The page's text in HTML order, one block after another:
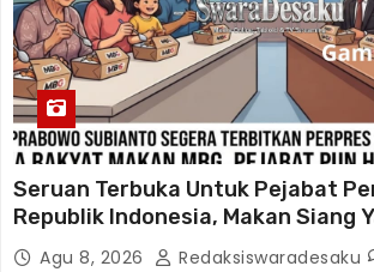
Seruan Terbuka Untuk Pejabat
Republik Indonesia, Makan Siang
Agu 8, 2026 Redaksiswaradesaku